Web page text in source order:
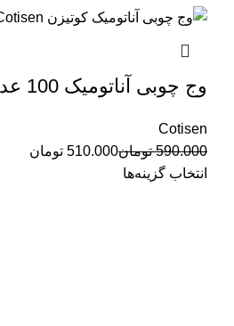
وج چوبی آناتومیک 100 عددی Cotisen
Cotisen
590.000 تومان510.000 تومان
انتخاب گزینه‌ها